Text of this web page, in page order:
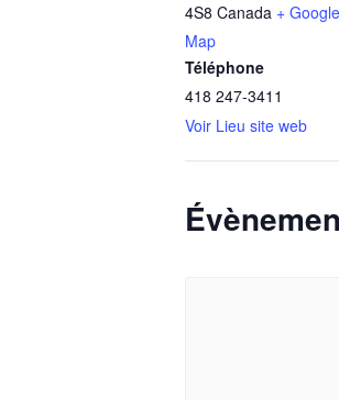
4S8 Canada + Google
Map
Téléphone
418 247-3411
Voir Lieu site web